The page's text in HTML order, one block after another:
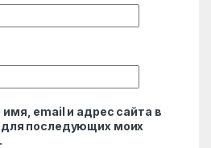
email и адрес сайта в
для последующих моих